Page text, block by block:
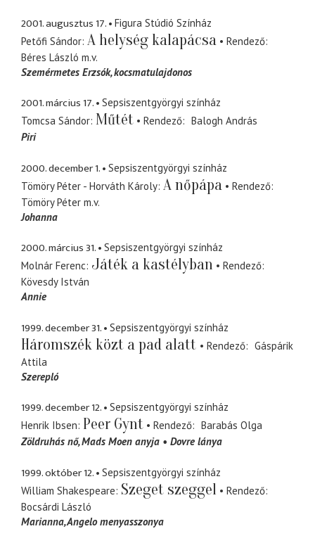
2001. augusztus 17.
Figura Stúdió Színház
Petőfi Sándor A helység kalapácsa
Rendező
Béres László m.v.
Szemérmetes Erzsók kocsmatulajdonos
2001. március 17.
Sepsiszentgyörgyi színház
Tomcsa Sándor Műtét Rendező
Balogh András
Piri
2000. december 1.
Sepsiszentgyörgyi színház
Tömöry Péter - Horváth Károly A nőpápa
Rendező
Tömöry Péter m.v.
Johanna
2000. március 31.
Sepsiszentgyörgyi színház
Molnár Ferenc Játék a kastélyban
Rendező
Kövesdy István
Annie
1999. december 31. Sepsiszentgyörgyi színház
Háromszék közt a pad alatt Rendező
Gáspárik
Attila
Szerepló
1999. december 12.
Sepsiszentgyörgyi színház
Henrik Ibsen Peer Gynt Rendező
Barabás Olga
Zöldruhás nő Mads Moen anyja Dovre lánya
1999. október 12.
Sepsiszentgyörgyi színház
William Shakespeare Szeget szeggel
Rendező
Bocsárdi László
Marianna Angelo menyasszonya